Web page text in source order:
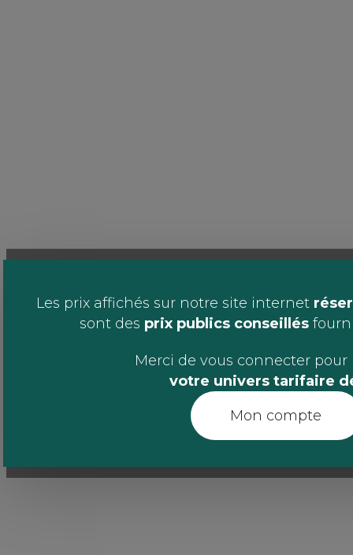
Les prix affichés sur notre site internet
sont des prix publics conseillés
Merci de vous connecter pour
votre univers tarifaire
Mon compte